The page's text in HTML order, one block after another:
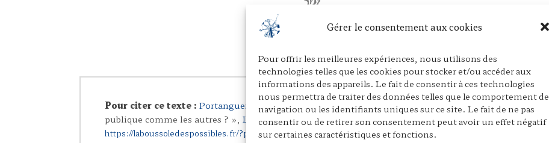
Gérer le consentement aux cookies
Pour offrir les meilleures expériences, nous utilisons des
technologies telles que les cookies pour stocker et/ou accéder aux
informations des appareils. Le fait de consentir à ces technologies
nous permettra de traiter des données telles que le comportement de
navigation ou les identifiants uniques sur ce site. Le fait de ne pas
consentir ou de retirer son consentement peut avoir un effet négatif
sur certaines caractéristiques et fonctions.
i
n
t
a
i
l
P
r
t
a
g
e
r
Pour citer ce texte : Portanguen, Antoine
. « La politique pénale est-elle une politique
publique comme les autres ? », La Boussole des possibles, 2025.
https://laboussoledespossibles.fr/?p=10566.